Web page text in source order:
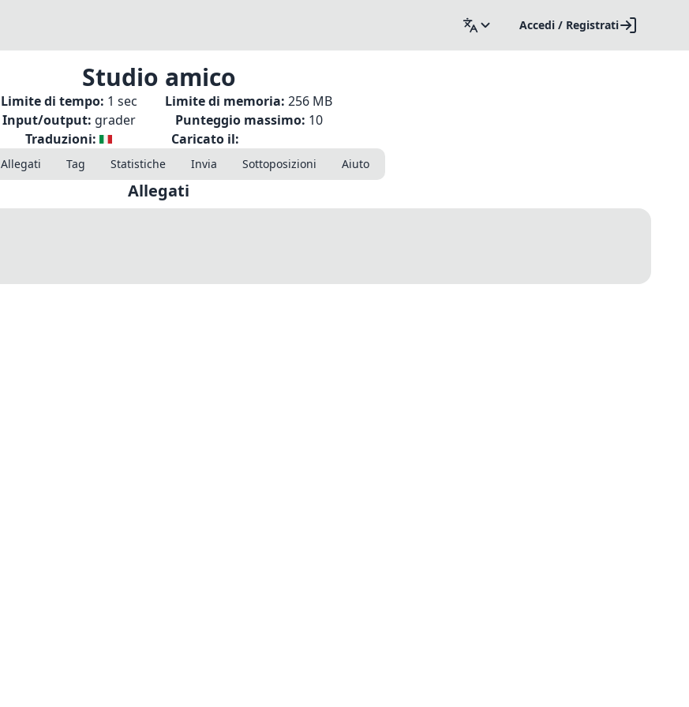
Accedi / Registrati
Studio amico
Limite di tempo: 1 sec Limite di memoria: 256 MB
Input/output: grader Punteggio massimo: 10
Traduzioni:
Caricato il:
Allegati Tag Statistiche Invia Sottoposizioni Aiuto
Allegati